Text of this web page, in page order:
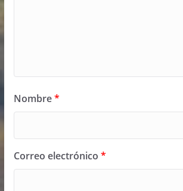
Nombre*
Correo electrónico *